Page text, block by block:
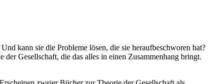
kann sie die Probleme lösen, die sie heraufbeschworen hat?
Gesellschaft, die das alles in einen Zusammenhang bringt.